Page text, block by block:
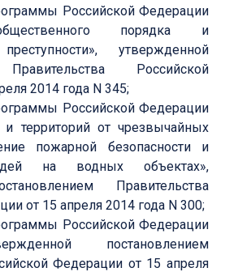
Российской Федерации
порядка и
утвержденной
Российской
2014 года N 345;
Российской Федерации
и территорий от чрезвычайных
пожарной безопасности и
на водных объектах»,
Правительства
от 15 апреля 2014 года N 300;
Российской Федерации
постановлением
Федерации от 15 апреля